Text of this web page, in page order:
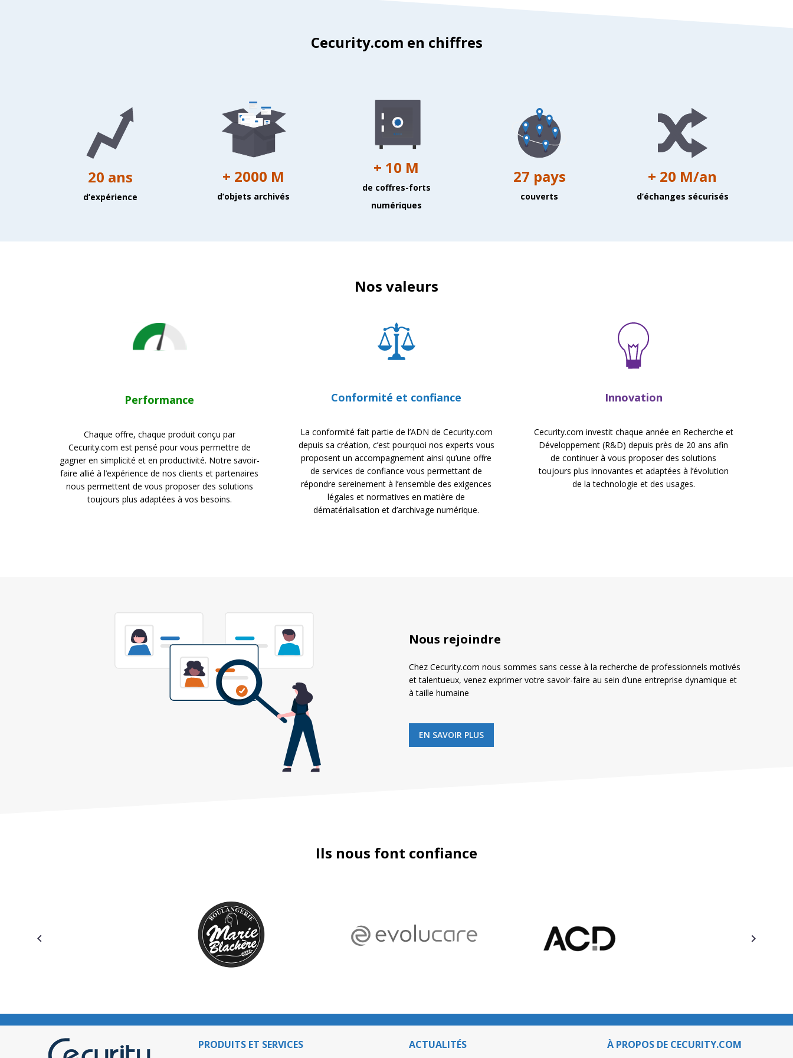
Cecurity.com en chiffres
20 ans
d’expérience
+ 2000 M
d’objets archivés
+ 10 M
de coffres-forts
numériques
27 pays
couverts
+ 20 M/an
d’échanges sécurisés
Nos valeurs
Performance
Chaque offre, chaque produit conçu par
Cecurity.com est pensé pour vous permettre de
gagner en simplicité et en productivité. Notre savoir-
faire allié à l’expérience de nos clients et partenaires
nous permettent de vous proposer des solutions
toujours plus adaptées à vos besoins.
Conformité et confiance
La conformité fait partie de l’ADN de Cecurity.com
depuis sa création, c’est pourquoi nos experts vous
proposent un accompagnement ainsi qu’une offre
de services de confiance vous permettant de
répondre sereinement à l’ensemble des exigences
légales et normatives en matière de
dématérialisation et d’archivage numérique.
Innovation
Cecurity.com investit chaque année en Recherche et
Développement (R&D) depuis près de 20 ans afin
de continuer à vous proposer des solutions
toujours plus innovantes et adaptées à l’évolution
de la technologie et des usages.
Nous rejoindre
Chez Cecurity.com nous sommes sans cesse à la recherche de professionnels motivés
et talentueux, venez exprimer votre savoir-faire au sein d’une entreprise dynamique et
à taille humaine
EN SAVOIR PLUS
Ils nous font confiance
PRODUITS ET SERVICES ACTUALITÉS À PROPOS DE CECURITY.COM